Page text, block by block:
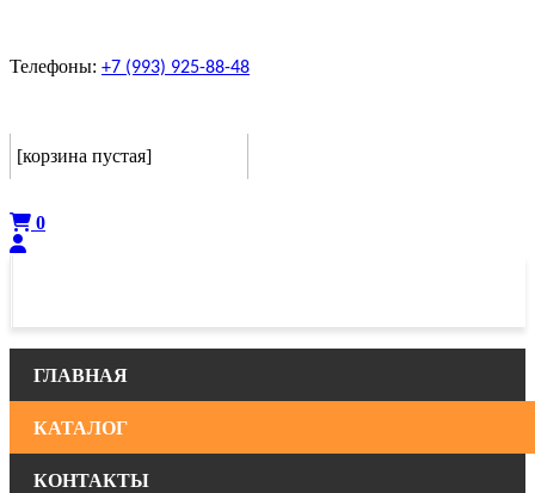
Телефоны: +7 (993) 925-88-48
[корзина пустая]
0
ГЛАВНАЯ
КАТАЛОГ
КОНТАКТЫ